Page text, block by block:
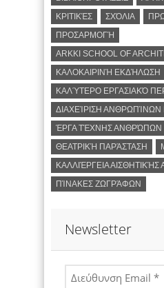
ΚΡΙΤΙΚΈΣ
ΣΧΌΛΙΑ
ΠΡΟΣΑΡΜΟΓΉ
ARKKI SCHOOL OF
ΚΑΛΟΚΑΙΡΙΝΉ ΕΚΔΉΛΩΣΗ
ΚΑΛΎΤΕΡΟ ΕΡΓΑΣΙΑΚΌ
ΔΙΑΧΕΊΡΙΣΗ
ΈΡΓΑ ΤΈΧΝΗΣ ΑΝΘΡΏΠΩΝ
ΘΕΑΤΡΙΚΉ ΠΑΡΆΣΤΑΣΗ
ΚΑΛΛΙΈΡΓΕΙΑ
ΠΊΝΑΚΕΣ ΖΩΓΡΆΦΩΝ
Newsletter